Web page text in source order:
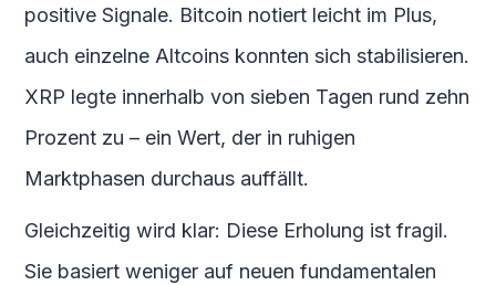
positive Signale. Bitcoin notiert leicht im Plus,
auch einzelne Altcoins konnten sich stabilisieren.
XRP legte innerhalb von sieben Tagen rund zehn
Prozent zu – ein Wert, der in ruhigen
Marktphasen durchaus auffällt.
Gleichzeitig wird klar: Diese Erholung ist fragil.
Sie basiert weniger auf neuen fundamentalen